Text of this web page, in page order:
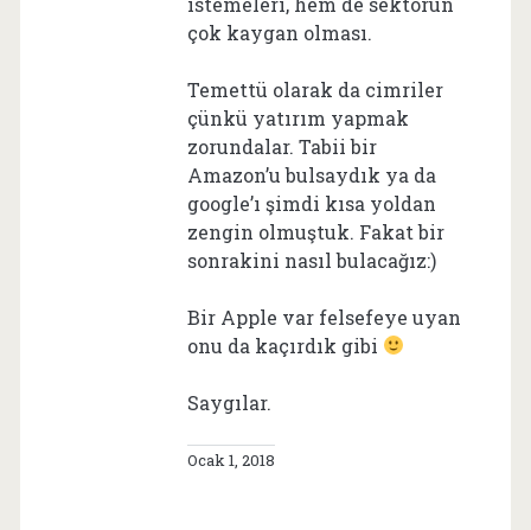
çok kaygan olması.
Temettü olarak da cimriler
çünkü yatırım yapmak
zorundalar. Tabii bir
Amazon’u bulsaydık ya da
google’ı şimdi kısa yoldan
zengin olmuştuk. Fakat bir
sonrakini nasıl bulacağız:)
Bir Apple var felsefeye uyan
onu da kaçırdık gibi
Saygılar.
Ocak 1, 2018